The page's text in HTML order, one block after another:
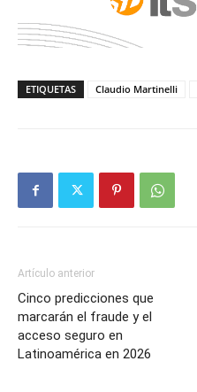
ETIQUETAS Claudio Martinelli
Artículo anterior
Cinco predicciones que
marcarán el fraude y el
acceso seguro en
Latinoamérica en 2026